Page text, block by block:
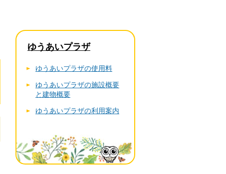
ゆうあいプラザ
ゆうあいプラザの使用料
ゆうあいプラザの施設概要
と建物概要
ゆうあいプラザの利用案内